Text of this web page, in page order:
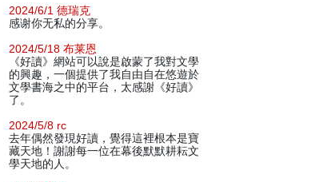
2024/6/1 德瑞克
感谢你无私的分享。
2024/5/18 布莱恩
《好讀》網站可以說是啟蒙了我對文學
的興趣，一個提供了我自由自在悠遊於
文學書海之中的平台，太感謝《好讀》
了。
2024/5/8 rc
去年偶然發現好讀，覺得這裡根本是寶
藏天地！謝謝每一位在幕後默默耕耘文
學天地的人。